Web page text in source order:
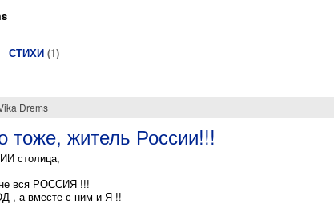
СТИХИ (1)
Drems
тоже, житель России!!!
столица,
вся РОССИЯ !!!
а вместе с ним и Я !!